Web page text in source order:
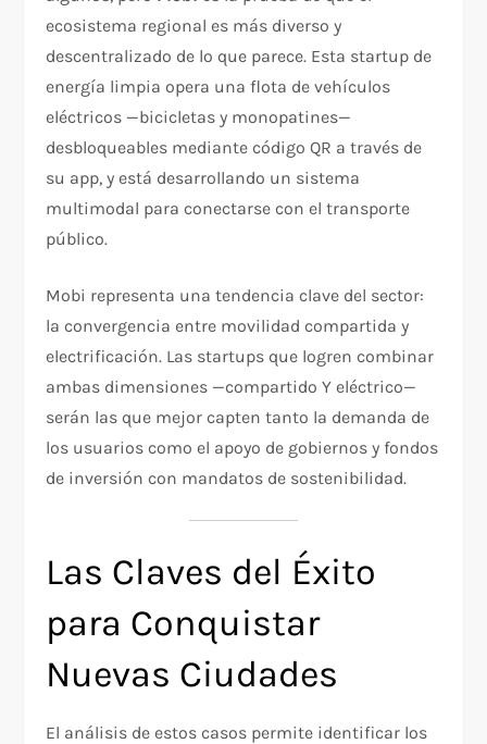
ecosistema regional es más diverso y
descentralizado de lo que parece. Esta startup de
energía limpia opera una flota de vehículos
eléctricos —bicicletas y monopatines—
desbloqueables mediante código QR a través de
su app, y está desarrollando un sistema
multimodal para conectarse con el transporte
público.
Mobi representa una tendencia clave del sector:
la convergencia entre movilidad compartida y
electrificación. Las startups que logren combinar
ambas dimensiones —compartido Y eléctrico—
serán las que mejor capten tanto la demanda de
los usuarios como el apoyo de gobiernos y fondos
de inversión con mandatos de sostenibilidad.
Las Claves del Éxito
para Conquistar
Nuevas Ciudades
El análisis de estos casos permite identificar los